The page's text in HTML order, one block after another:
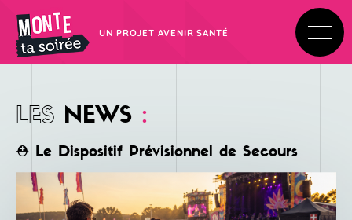
UN PROJET AVENIR SANTÉ
LES NEWS :
⛑️ Le Dispositif Prévisionnel de Secours